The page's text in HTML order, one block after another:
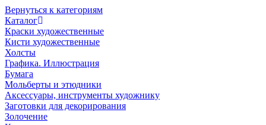
Вернуться к категориям
Каталог
Краски художественные
Кисти художественные
Холсты
Графика. Иллюстрация
Бумага
Мольберты и этюдники
Аксессуары, инструменты художнику
Заготовки для декорирования
Золочение